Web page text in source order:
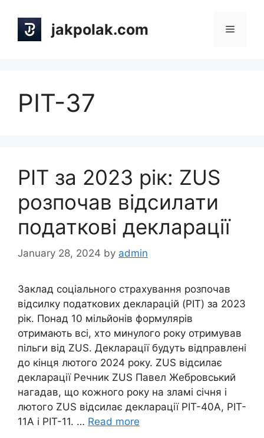
content
jakpolak.com Menu
PIT-37
PIT за 2023 рік: ZUS
розпочав відсилати
податкові декларації
January 28, 2024 by admin
Заклад соціального страхування розпочав
відсилку податкових декларацій (PIT) за 2023
рік. Понад 10 мільйонів формулярів
отримають всі, хто минулого року отримував
пільги від ZUS. Декларації будуть відправлені
до кінця лютого 2024 року. ZUS відсилає
декларації Речник ZUS Павел Жебровський
нагадав, що кожного року на зламі січня і
лютого ZUS відсилає декларації PIT-40A, PIT-
11A і PIT-11. … Read more